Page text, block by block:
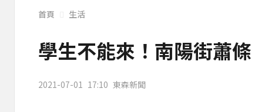
首頁 生活
學生不能來！南陽街蕭
2021-07-01 17:10 東森新聞